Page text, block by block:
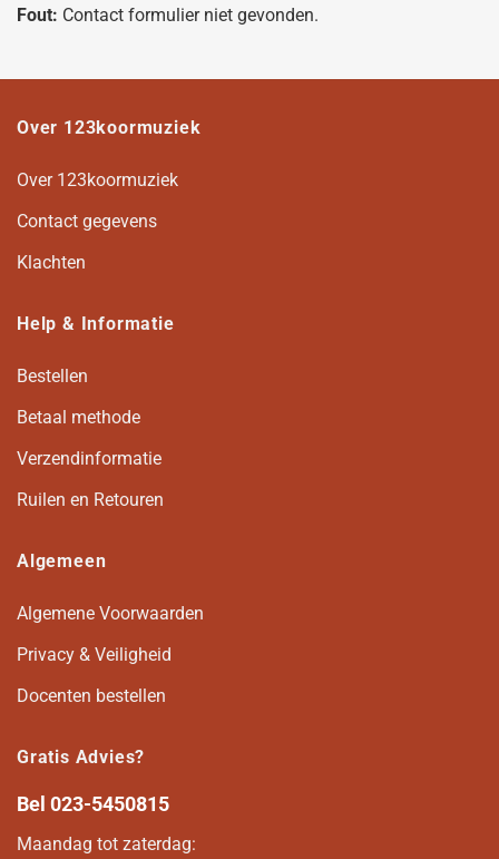
Fout: Contact formulier niet gevonden.
Over 123koormuziek
Over 123koormuziek
Contact gegevens
Klachten
Help & Informatie
Bestellen
Betaal methode
Verzendinformatie
Ruilen en Retouren
Algemeen
Algemene Voorwaarden
Privacy & Veiligheid
Docenten bestellen
Gratis Advies?
Bel 023-5450815
Maandag tot zaterdag: